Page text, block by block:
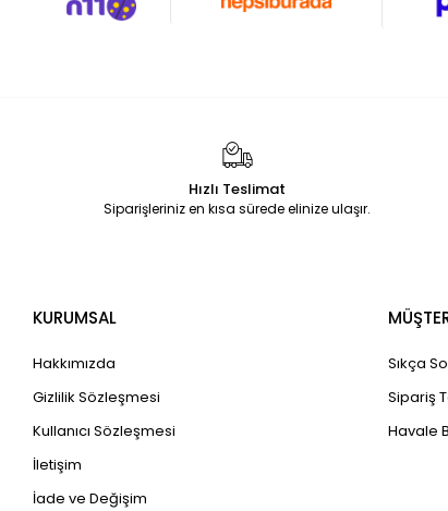
Hızlı Teslimat
Siparişleriniz en kısa sürede elinize ulaşır.
KURUMSAL
Hakkımızda
Gizlilik Sözleşmesi
Kullanıcı Sözleşmesi
İletişim
İade ve Değişim
Sıkça
Sipariş
Havale